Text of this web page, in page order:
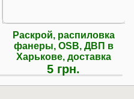
Раскрой, распиловка
фанеры, OSB, ДВП в
Харькове, доставка
5 грн.